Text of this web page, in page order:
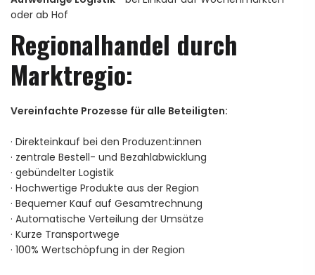
oder ab Hof
Regionalhandel durch
Marktregio:
Vereinfachte Prozesse für alle Beteiligten:
· Direkteinkauf bei den Produzent:innen
· zentrale Bestell- und Bezahlabwicklung
· gebündelter Logistik
· Hochwertige Produkte aus der Region
· Bequemer Kauf auf Gesamtrechnung
· Automatische Verteilung der Umsätze
· Kurze Transportwege
· 100% Wertschöpfung in der Region